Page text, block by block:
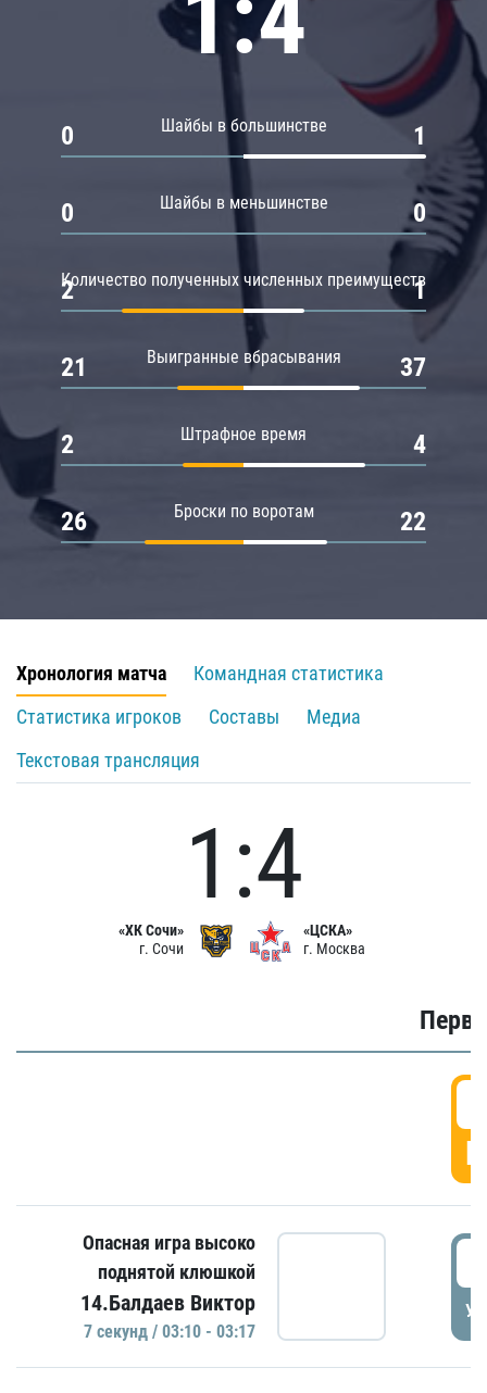
Шайбы в большинстве
0 1
Шайбы в меньшинстве
0 0
Количество полученных численных преимуществ
2 1
Выигранные вбрасывания
21 37
Штрафное время
2 4
Броски по воротам
26 22
Хронология матча
Командная статистика
Статистика игроков
Составы
Медиа
Текстовая трансляция
«ХК Сочи»
г. Сочи
1:4
«ЦСКА»
г. Москва
Опасная игра высоко
поднятой клюшкой
14.Балдаев Виктор
7 секунд / 03:10 - 03:17